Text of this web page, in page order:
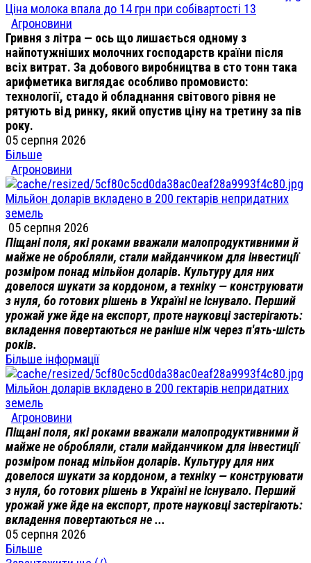
Ціна молока впала до 14 грн при собівартості 13
Агроновини
Гривня з літра — ось що лишається одному з
найпотужніших молочних господарств країни після
всіх витрат. За добового виробництва в сто тонн така
арифметика виглядає особливо промовисто:
технології, стадо й обладнання світового рівня не
рятують від ринку, який опустив ціну на третину за пів
року.
05 серпня 2026
Більше
Агроновини
Мільйон доларів вкладено в 200 гектарів непридатних
земель
05 серпня 2026
Піщані поля, які роками вважали малопродуктивними й
майже не обробляли, стали майданчиком для інвестиції
розміром понад мільйон доларів. Культуру для них
довелося шукати за кордоном, а техніку — конструювати
з нуля, бо готових рішень в Україні не існувало. Перший
урожай уже йде на експорт, проте науковці застерігають:
вкладення повертаються не раніше ніж через п'ять-шість
років.
Більше інформації
Мільйон доларів вкладено в 200 гектарів непридатних
земель
Агроновини
Піщані поля, які роками вважали малопродуктивними й
майже не обробляли, стали майданчиком для інвестиції
розміром понад мільйон доларів. Культуру для них
довелося шукати за кордоном, а техніку — конструювати
з нуля, бо готових рішень в Україні не існувало. Перший
урожай уже йде на експорт, проте науковці застерігають:
вкладення повертаються не ...
05 серпня 2026
Більше